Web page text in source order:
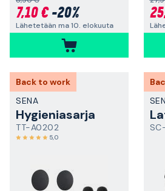
7,10 €-20%
Lähetetään ma 10. elokuuta
Back to work
SENA
Hygieniasarja
TT-A0202
5,0